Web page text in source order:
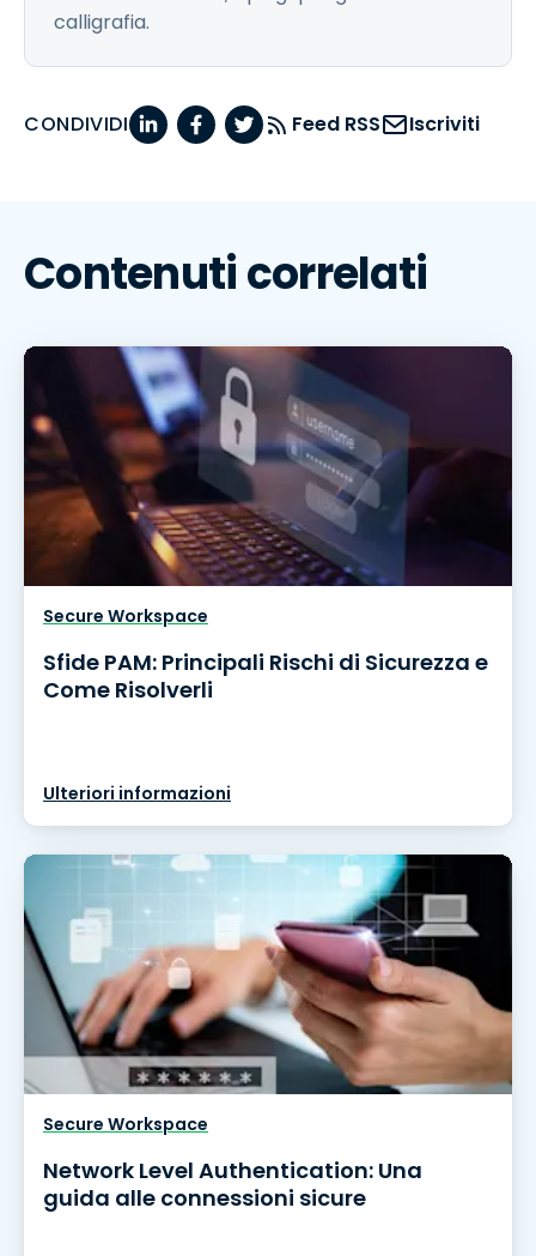
calligrafia.
CONDIVIDI Feed RSS Iscriviti
Contenuti correlati
Secure Workspace
Sfide PAM: Principali Rischi di Sicurezza e
Come Risolverli
Ulteriori informazioni
Secure Workspace
Network Level Authentication: Una
guida alle connessioni sicure